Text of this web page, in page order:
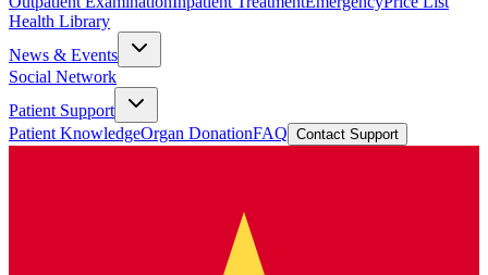
Health Library
News & Events
Social Network
Patient Support
Patient KnowledgeOrgan DonationFAQ Contact Support